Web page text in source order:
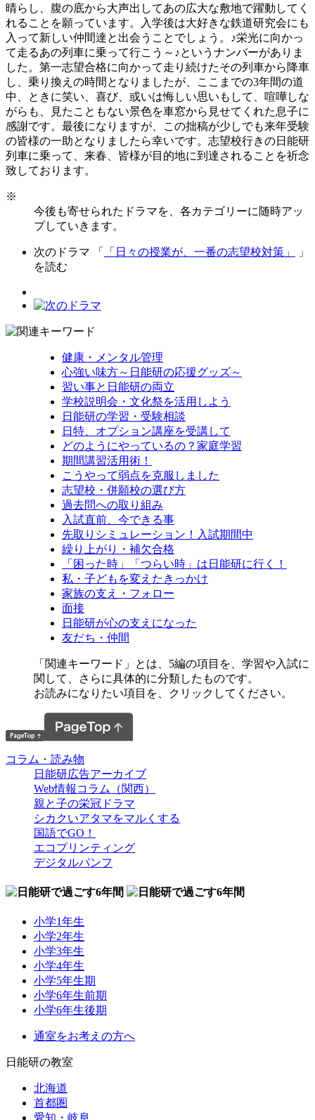
晴らし、腹の底から大声出してあの広大な敷地で躍動してく
れることを願っています。入学後は大好きな鉄道研究会にも
入って新しい仲間達と出会うことでしょう。♪栄光に向かっ
て走るあの列車に乗って行こう～♪というナンバーがありま
した。第一志望合格に向かって走り続けたその列車から降車
し、乗り換えの時間となりましたが、ここまでの3年間の道
中、ときに笑い、喜び、或いは悔しい思いもして、喧嘩しな
がらも、見たこともない景色を車窓から見せてくれた息子に
感謝です。最後になりますが、この拙稿が少しでも来年受験
の皆様の一助となりましたら幸いです。志望校行きの日能研
列車に乗って、来春、皆様が目的地に到達されることを祈念
致しております。
※
今後も寄せられたドラマを、各カテゴリーに随時アッ
プしていきます。
次のドラマ 「 「日々の授業が、一番の志望校対策」
」
を読む
健康・メンタル管理
心強い味方～日能研の応援グッズ～
習い事と日能研の両立
学校説明会・文化祭を活用しよう
日能研の学習・受験相談
日特、オプション講座を受講して
どのようにやっているの？家庭学習
期間講習活用術！
こうやって弱点を克服しました
志望校・併願校の選び方
過去問への取り組み
入試直前、今できる事
先取りシミュレーション！入試期間中
繰り上がり・補欠合格
「困った時」「つらい時」は日能研に行く！
私・子どもを変えたきっかけ
家族の支え・フォロー
面接
日能研が心の支えになった
友だち・仲間
「関連キーワード」とは、5編の項目を、学習や入試に
関して、さらに具体的に分類したものです。
お読みになりたい項目を、クリックしてください。
コラム・読み物
日能研広告アーカイブ
Web情報コラム（関西）
親と子の栄冠ドラマ
シカクいアタマをマルくする
国語でGO！
エコプリンティング
デジタルパンフ
小学1年生
小学2年生
小学3年生
小学4年生
小学5年生期
小学6年生前期
小学6年生後期
通室をお考えの方へ
日能研の教室
北海道
首都圏
愛知・岐阜